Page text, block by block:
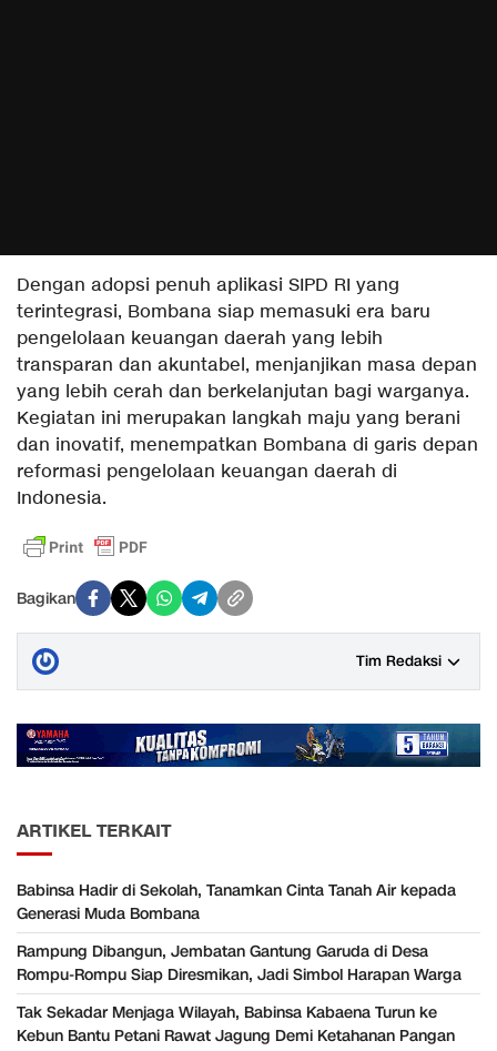
Dengan adopsi penuh aplikasi SIPD RI yang
terintegrasi, Bombana siap memasuki era baru
pengelolaan keuangan daerah yang lebih
transparan dan akuntabel, menjanjikan masa depan
yang lebih cerah dan berkelanjutan bagi warganya.
Kegiatan ini merupakan langkah maju yang berani
dan inovatif, menempatkan Bombana di garis depan
reformasi pengelolaan keuangan daerah di
Indonesia.
Bagikan
Tim Redaksi
ARTIKEL TERKAIT
Babinsa Hadir di Sekolah, Tanamkan Cinta Tanah Air kepada
Generasi Muda Bombana
Rampung Dibangun, Jembatan Gantung Garuda di Desa
Rompu-Rompu Siap Diresmikan, Jadi Simbol Harapan Warga
Tak Sekadar Menjaga Wilayah, Babinsa Kabaena Turun ke
Kebun Bantu Petani Rawat Jagung Demi Ketahanan Pangan